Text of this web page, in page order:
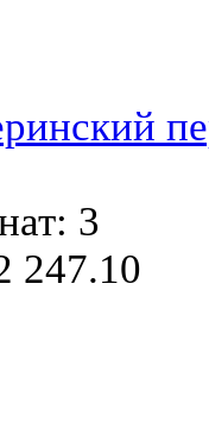
3
247.10